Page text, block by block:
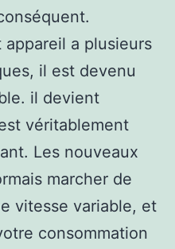
appareil a plusieurs
il est devenu
il devient
véritablement
Les nouveaux
marcher de
vitesse variable, et
consommation